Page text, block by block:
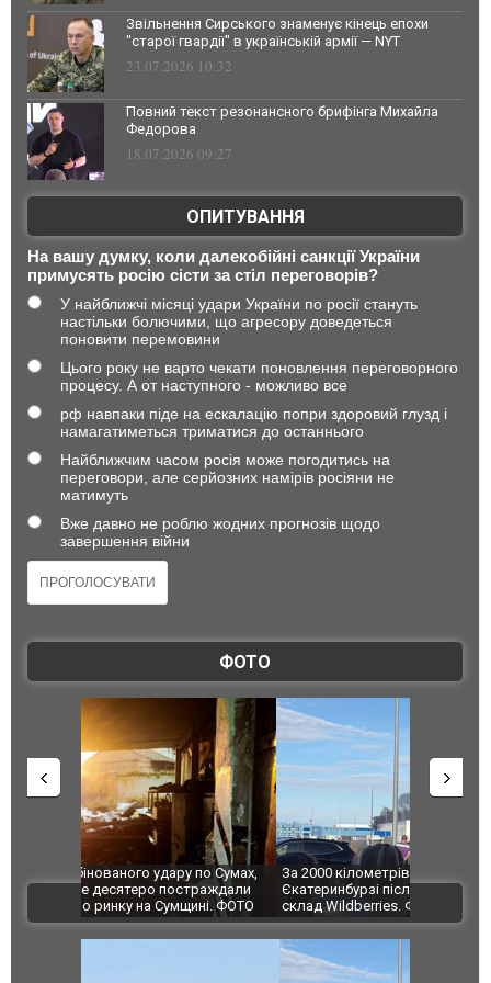
Звільнення Сирського знаменує кінець епохи
"старої гвардії" в українській армії — NYT
23.07.2026 10:32
Повний текст резонансного брифінга Михайла
Федорова
18.07.2026 09:27
ОПИТУВАННЯ
На вашу думку, коли далекобійні санкції України
примусять росію сісти за стіл переговорів?
У найближчі місяці удари України по росії стануть
настільки болючими, що агресору доведеться
поновити перемовини
Цього року не варто чекати поновлення переговорного
процесу. А от наступного - можливо все
рф навпаки піде на ескалацію попри здоровий глузд і
намагатиметься триматися до останнього
Найближчим часом росія може погодитись на
переговори, але серйозних намірів росіяни не
матимуть
Вже давно не роблю жодних прогнозів щодо
завершення війни
ФОТО
За 2000 кілометрів від кордону з Україною: в
Єкатеринбурзі після атаки дронів загорівся
склад Wildberries. ФОТО. ВІДЕО
"Мої
ВІДЕО